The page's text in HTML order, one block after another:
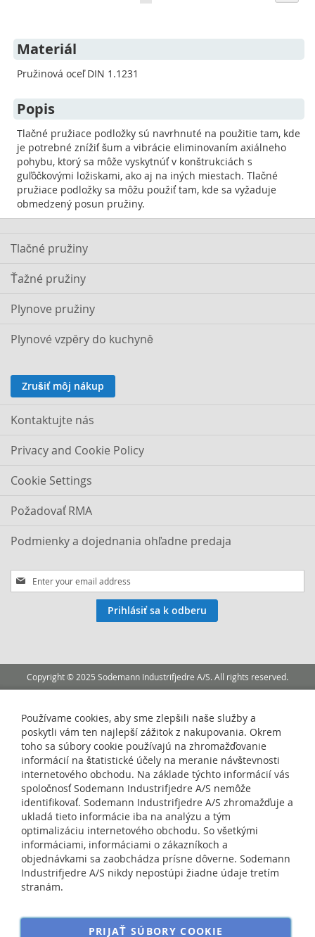
Materiál
Pružinová oceľ DIN 1.1231
Popis
Tlačné pružiace podložky sú navrhnuté na použitie tam, kde
je potrebné znížiť šum a vibrácie eliminovaním axiálneho
pohybu, ktorý sa môže vyskytnúť v konštrukciách s
guľôčkovými ložiskami, ako aj na iných miestach. Tlačné
pružiace podložky sa môžu použiť tam, kde sa vyžaduje
obmedzený posun pružiny.
Tlačné pružiny
Ťažné pružiny
Plynove pružiny
Plynové vzpěry do kuchyně
Zrušiť môj nákup
Kontaktujte nás
Privacy and Cookie Policy
Cookie Settings
Požadovať RMA
Podmienky a dojednania ohľadne predaja
Sign
Up
Prihlásiť sa k odberu
Copyright © 2025 Sodemann Industrifjedre A/S. All rights reserved.
Používame cookies, aby sme zlepšili naše služby a
poskytli vám ten najlepší zážitok z nakupovania. Okrem
toho sa súbory cookie používajú na zhromažďovanie
informácií na štatistické účely na meranie návštevnosti
internetového obchodu. Na základe týchto informácií vás
spoločnosť Sodemann Industrifjedre A/S nemôže
identifikovať. Sodemann Industrifjedre A/S zhromažďuje a
ukladá tieto informácie iba na analýzu a tým
optimalizáciu internetového obchodu. So všetkými
informáciami, informáciami o zákazníkoch a
objednávkami sa zaobchádza prísne dôverne. Sodemann
Industrifjedre A/S nikdy nepostúpi žiadne údaje tretím
stranám.
PRIJAŤ SÚBORY COOKIE